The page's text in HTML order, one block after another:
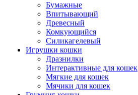
Бумажные
Впитывающий
Древесный
Комкующийся
Силикагелевый
Игрушки кошки
Дразнилки
Интерактивные для кошек
Мягкие для кошек
Мячики для кошек